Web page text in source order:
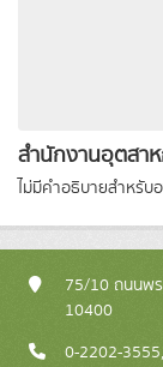
สำนักงานอุตสา
ไม่มีคำอธิบายสำหรับ
75/10 ถนนพร
10400
0-2202-